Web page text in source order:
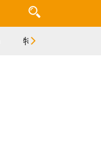
特集